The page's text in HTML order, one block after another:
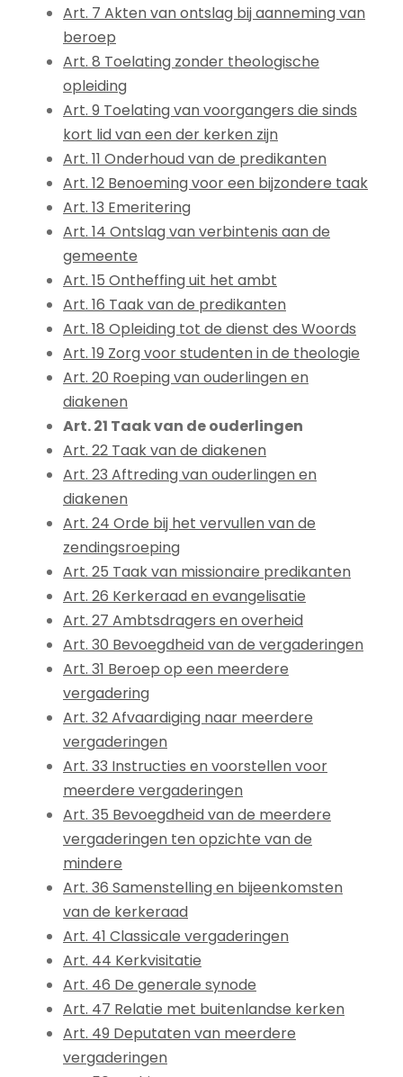
Art. 7 Akten van ontslag bij aanneming van
beroep
Art. 8 Toelating zonder theologische
opleiding
Art. 9 Toelating van voorgangers die sinds
kort lid van een der kerken zijn
Art. 11 Onderhoud van de predikanten
Art. 12 Benoeming voor een bijzondere taak
Art. 13 Emeritering
Art. 14 Ontslag van verbintenis aan de
gemeente
Art. 15 Ontheffing uit het ambt
Art. 16 Taak van de predikanten
Art. 18 Opleiding tot de dienst des Woords
Art. 19 Zorg voor studenten in de theologie
Art. 20 Roeping van ouderlingen en
diakenen
Art. 21 Taak van de ouderlingen
Art. 22 Taak van de diakenen
Art. 23 Aftreding van ouderlingen en
diakenen
Art. 24 Orde bij het vervullen van de
zendingsroeping
Art. 25 Taak van missionaire predikanten
Art. 26 Kerkeraad en evangelisatie
Art. 27 Ambtsdragers en overheid
Art. 30 Bevoegdheid van de vergaderingen
Art. 31 Beroep op een meerdere
vergadering
Art. 32 Afvaardiging naar meerdere
vergaderingen
Art. 33 Instructies en voorstellen voor
meerdere vergaderingen
Art. 35 Bevoegdheid van de meerdere
vergaderingen ten opzichte van de
mindere
Art. 36 Samenstelling en bijeenkomsten
van de kerkeraad
Art. 41 Classicale vergaderingen
Art. 44 Kerkvisitatie
Art. 46 De generale synode
Art. 47 Relatie met buitenlandse kerken
Art. 49 Deputaten van meerdere
vergaderingen